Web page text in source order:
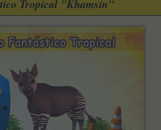
Tropical "Khamsin"